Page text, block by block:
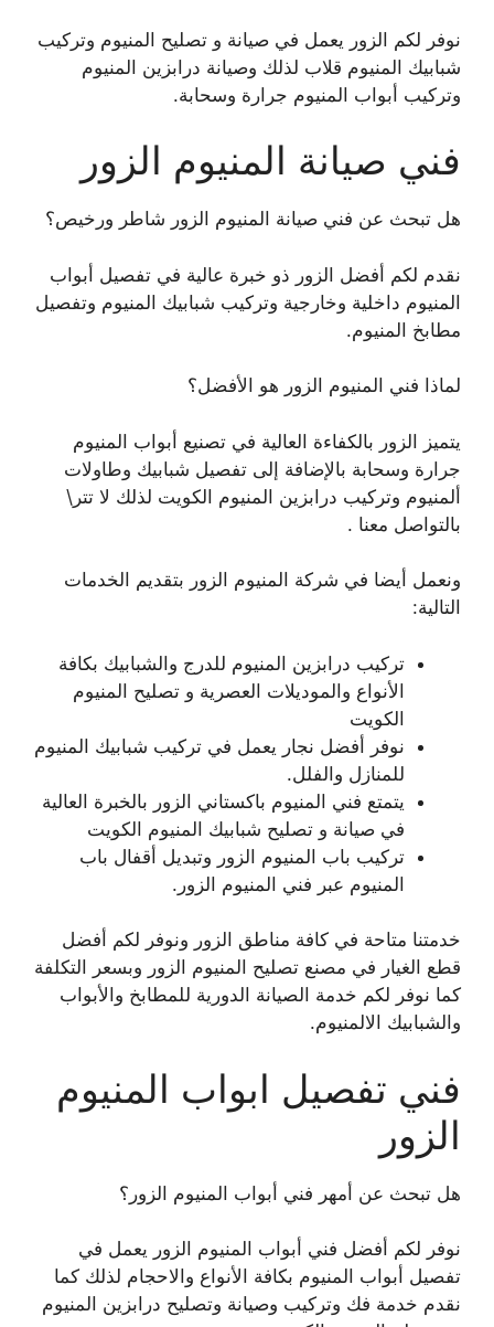
نوفر لكم الزور يعمل في صيانة و تصليح المنيوم وتركيب
شبابيك المنيوم قلاب لذلك وصيانة درابزين المنيوم
وتركيب أبواب المنيوم جرارة وسحابة.
فني صيانة المنيوم الزور
هل تبحث عن فني صيانة المنيوم الزور شاطر ورخيص؟
نقدم لكم أفضل الزور ذو خبرة عالية في تفصيل أبواب
المنيوم داخلية وخارجية وتركيب شبابيك المنيوم وتفصيل
مطابخ المنيوم.
لماذا فني المنيوم الزور هو الأفضل؟
يتميز الزور بالكفاءة العالية في تصنيع أبواب المنيوم
جرارة وسحابة بالإضافة إلى تفصيل شبابيك وطاولات
ألمنيوم وتركيب درابزين المنيوم الكويت لذلك لا تتر\
بالتواصل معنا .
ونعمل أيضا في شركة المنيوم الزور بتقديم الخدمات
التالية:
تركيب درابزين المنيوم للدرج والشبابيك بكافة
الأنواع والموديلات العصرية و تصليح المنيوم
الكويت
نوفر أفضل نجار يعمل في تركيب شبابيك المنيوم
للمنازل والفلل.
يتمتع فني المنيوم باكستاني الزور بالخبرة العالية
في صيانة و تصليح شبابيك المنيوم الكويت
تركيب باب المنيوم الزور وتبديل أقفال باب
المنيوم عبر فني المنيوم الزور.
خدمتنا متاحة في كافة مناطق الزور ونوفر لكم أفضل
قطع الغيار في مصنع تصليح المنيوم الزور وبسعر التكلفة
كما نوفر لكم خدمة الصيانة الدورية للمطابخ والأبواب
والشبابيك الالمنيوم.
فني تفصيل ابواب المنيوم
الزور
هل تبحث عن أمهر فني أبواب المنيوم الزور؟
نوفر لكم أفضل فني أبواب المنيوم الزور يعمل في
تفصيل أبواب المنيوم بكافة الأنواع والاحجام لذلك كما
نقدم خدمة فك وتركيب وصيانة وتصليح درابزين المنيوم